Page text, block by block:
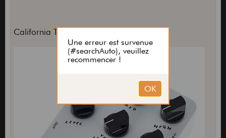
California TrueTone 34 euros :